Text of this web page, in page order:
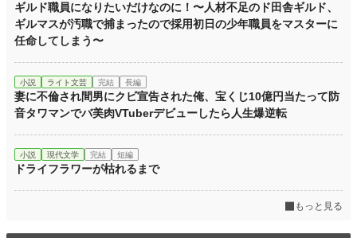
ギルド職員になりたいだけなのに！〜人材不足のド田舎ギルド、
ギルマスが汚職で捕まったので採用初日の少年職員をマスターに
任命してしまう〜
小説 ライト文芸 完結 長編
妻に不倫され間男にクビ宣告された俺、宝くじ10億円当たって防
音タワマンでバ美肉VTuberデビューしたら人生爆逆転
小説 現代文学 完結 短編
ドライフラワーが枯れるまで
もっと見る